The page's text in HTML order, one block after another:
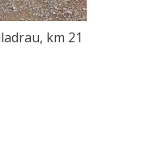
km 21